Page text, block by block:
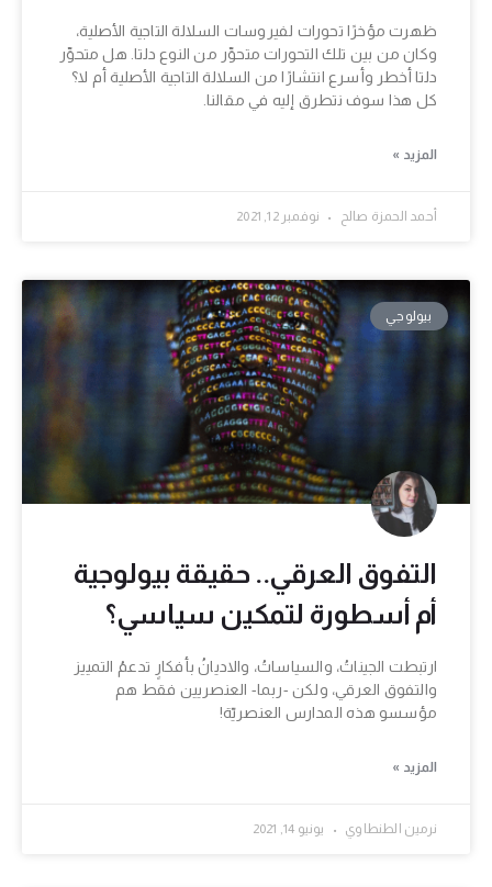
ظهرت مؤخرًا تحورات لفيروسات السلالة التاجية الأصلية،
وكان من بين تلك التحورات متحوِّر من النوع دلتا. هل متحوِّر
دلتا أخطر وأسرع انتشارًا من السلالة التاجية الأصلية أم لا؟
كل هذا سوف نتطرق إليه في مقالنا.
المزيد »
أحمد الحمزة صالح نوفمبر 12, 2021
بيولوجي
التفوق العرقي.. حقيقة بيولوجية
أم أسطورة لتمكين سياسي؟
ارتبطت الجيناتُ، والسياساتُ، والاديانُ بأفكارٍ تدعمُ التمييز
والتفوق العرقي، ولكن -ربما- العنصريين فقط هم
مؤسسو هذه المدارس العنصريّة!
المزيد »
نرمين الطنطاوي يونيو 14, 2021